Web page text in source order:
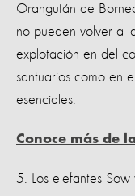
Orangután de
no pueden volver a
explotación en del
santuarios como en
esenciales.
Conoce más de
5. Los elefantes Sow